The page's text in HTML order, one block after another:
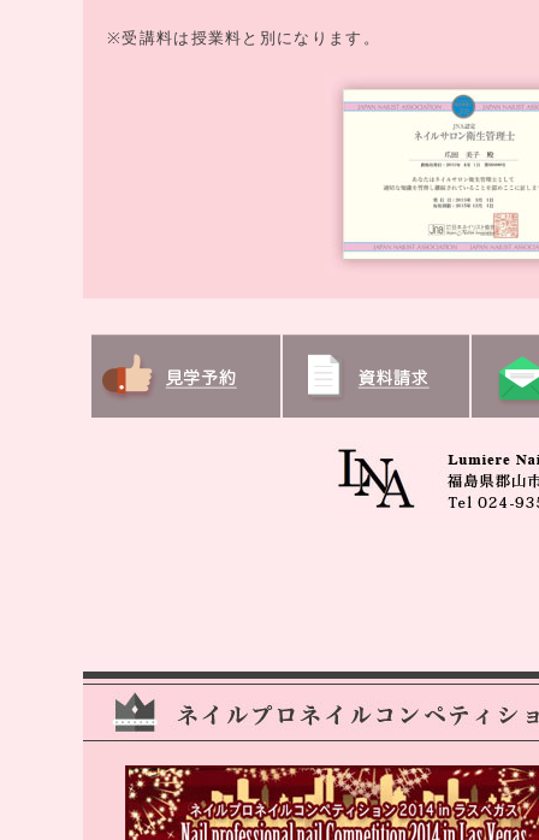
※受講料は授業料と別になります。